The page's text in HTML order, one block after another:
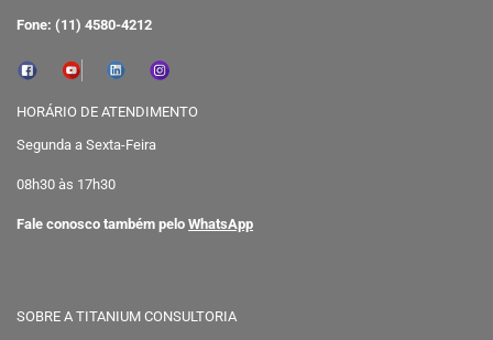
Fone: (11) 4580-4212
HORÁRIO DE ATENDIMENTO
Segunda a Sexta-Feira
08h30 às 17h30
Fale conosco também pelo WhatsApp
SOBRE A TITANIUM CONSULTORIA